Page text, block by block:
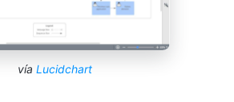
vía Lucidchart